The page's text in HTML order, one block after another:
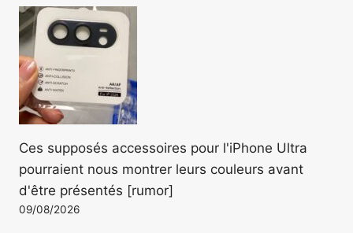
Ces supposés accessoires pour l'iPhone Ultra
pourraient nous montrer leurs couleurs avant
d'être présentés [rumor]
09/08/2026